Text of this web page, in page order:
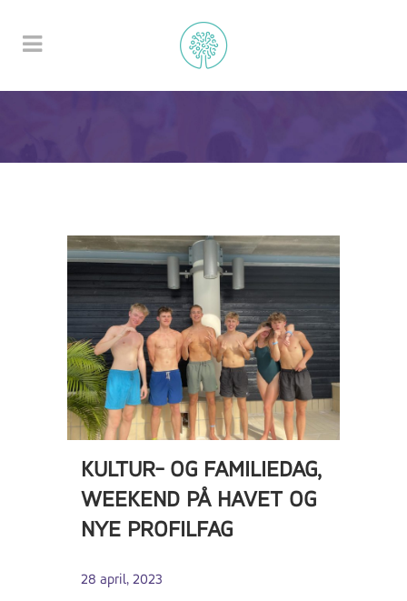
KULTUR- OG FAMILIEDAG,
WEEKEND PÅ HAVET OG
NYE PROFILFAG
28 april, 2023